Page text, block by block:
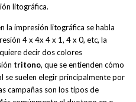
litográfica.
la impresión litográfica se habla
4 x 4x 4 x 1, 4 x 0, etc, la
decir dos colores
tritono, que se entienden cómo
se suelen elegir principalmente por
campañas son los tipos de